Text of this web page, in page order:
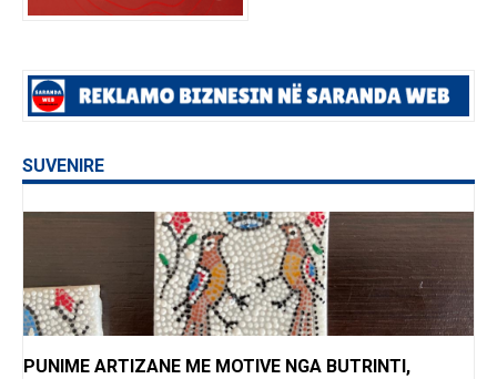
SUVENIRE
PUNIME ARTIZANE ME MOTIVE NGA BUTRINTI,